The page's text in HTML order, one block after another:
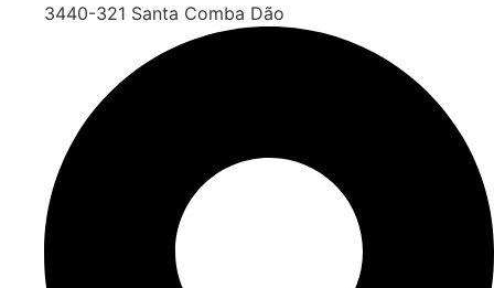
3440-321 Santa Comba Dão